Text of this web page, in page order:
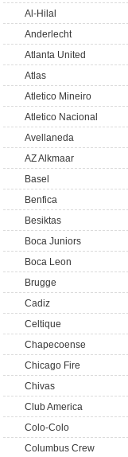
Al-Hilal
Anderlecht
Atlanta United
Atlas
Atletico Mineiro
Atletico Nacional
Avellaneda
AZ Alkmaar
Basel
Benfica
Besiktas
Boca Juniors
Boca Leon
Brugge
Cadiz
Celtique
Chapecoense
Chicago Fire
Chivas
Club America
Colo-Colo
Columbus Crew